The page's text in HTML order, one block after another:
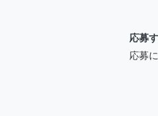
応募
応募